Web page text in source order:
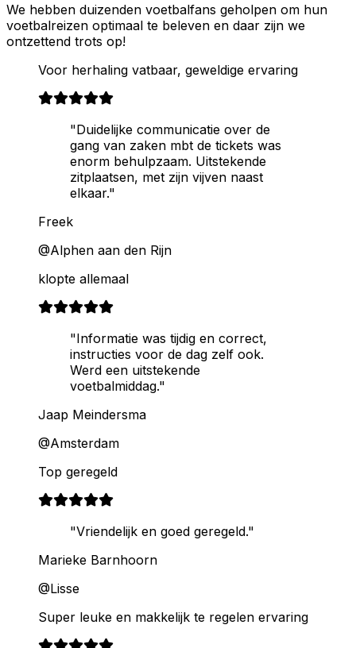
We hebben duizenden voetbalfans geholpen om hun
voetbalreizen optimaal te beleven en daar zijn we
ontzettend trots op!
Voor herhaling vatbaar, geweldige ervaring
"Duidelijke communicatie over de
gang van zaken mbt de tickets was
enorm behulpzaam. Uitstekende
zitplaatsen, met zijn vijven naast
elkaar."
Freek
@Alphen aan den Rijn
klopte allemaal
"Informatie was tijdig en correct,
instructies voor de dag zelf ook.
Werd een uitstekende
voetbalmiddag."
Jaap Meindersma
@Amsterdam
Top geregeld
"Vriendelijk en goed geregeld."
Marieke Barnhoorn
@Lisse
Super leuke en makkelijk te regelen ervaring